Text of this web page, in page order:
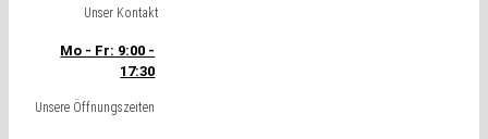
Unser Kontakt
Mo - Fr: 9:00 -
17:30
Unsere Öffnungszeiten